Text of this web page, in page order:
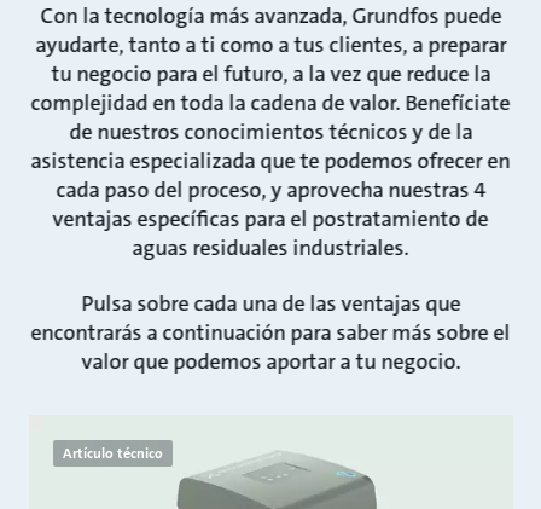
Con la tecnología más avanzada, Grundfos puede
ayudarte, tanto a ti como a tus clientes, a preparar
tu negocio para el futuro, a la vez que reduce la
complejidad en toda la cadena de valor. Benefíciate
de nuestros conocimientos técnicos y de la
asistencia especializada que te podemos ofrecer en
cada paso del proceso, y aprovecha nuestras 4
ventajas específicas para el postratamiento de
aguas residuales industriales.
Pulsa sobre cada una de las ventajas que
encontrarás a continuación para saber más sobre el
valor que podemos aportar a tu negocio.
Artículo técnico